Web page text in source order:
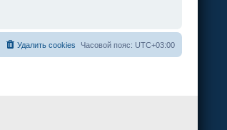
Часовой пояс: UTC+03:00
Удалить cookies